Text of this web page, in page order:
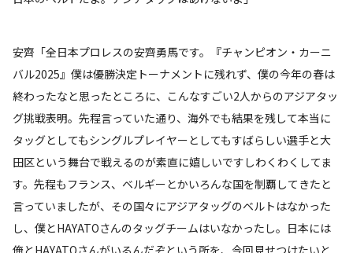
安齊「全日本プロレスの安齊勇馬です。『チャンピオン・カーニ
バル2025』僕は優勝決定トーナメントに残れず、僕の今年の春は
終わったなと思ったところに、こんなすごい2人からのアジアタッ
グ挑戦表明。先程言っていた通り、海外でも結果を残して本当に
タッグとしてもシングルプレイヤーとしてもすばらしい選手と大
田区という舞台で戦えるのが素直に嬉しいですしわくわくしてま
す。先程もフランス、ベルギーとかいろんな国を制覇してきたと
言っていましたが、その国々にアジアタッグのベルトはなかった
し、僕とHAYATOさんのタッグチームはいなかったし。日本には